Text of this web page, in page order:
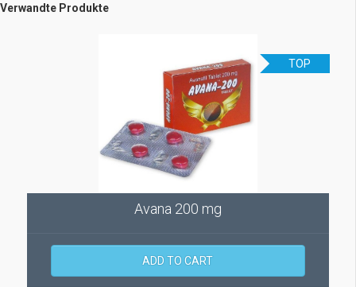
Verwandte Produkte
TOP
Avana 200 mg
ADD TO CART